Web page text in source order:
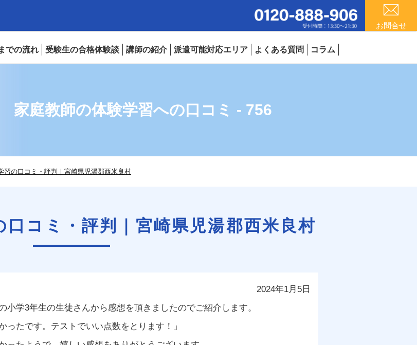
お問合せ
での流れ 受験生の合格体験談 講師の紹介 派遣可能対応エリア よくある質問 コラム
家庭教師の体験学習への口コミ - 756
の口コミ・評判｜宮崎県児湯郡西米良村
コミ・評判｜宮崎県児湯郡西米良村
2024年1月5日
学3年生の生徒さんから感想を頂きましたのでご紹介します。
ったです。テストでいい点数をとります！」